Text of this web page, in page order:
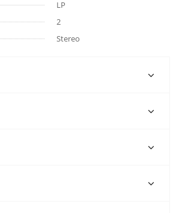
LP
2
Stereo